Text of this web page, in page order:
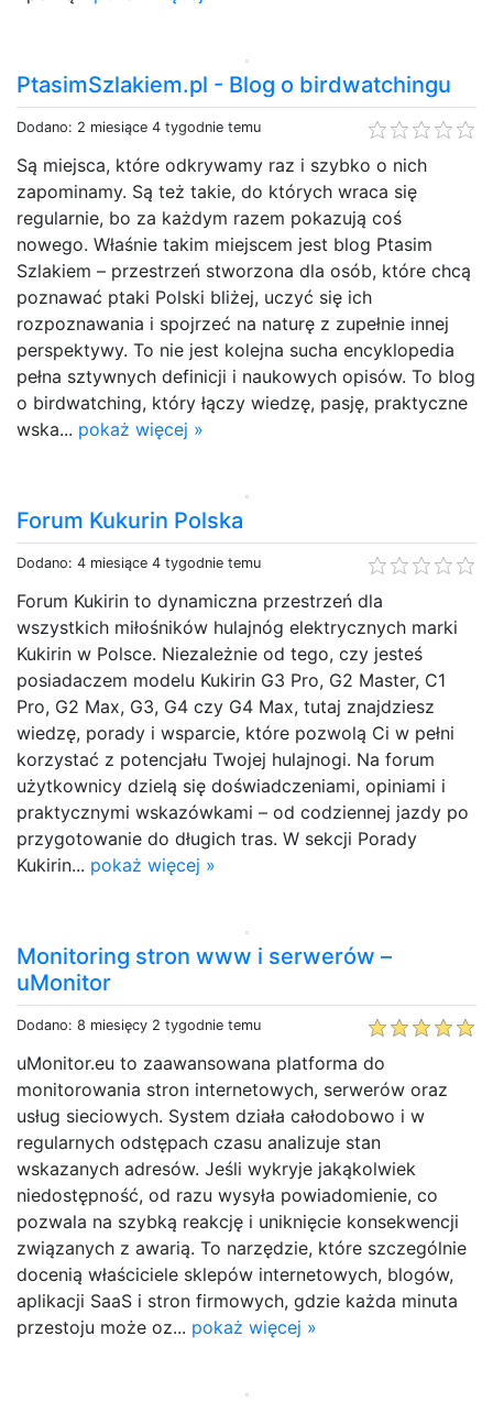
PtasimSzlakiem.pl - Blog o birdwatchingu
Dodano: 2 miesiące 4 tygodnie temu
Są miejsca, które odkrywamy raz i szybko o nich
zapominamy. Są też takie, do których wraca się
regularnie, bo za każdym razem pokazują coś
nowego. Właśnie takim miejscem jest blog Ptasim
Szlakiem – przestrzeń stworzona dla osób, które chcą
poznawać ptaki Polski bliżej, uczyć się ich
rozpoznawania i spojrzeć na naturę z zupełnie innej
perspektywy. To nie jest kolejna sucha encyklopedia
pełna sztywnych definicji i naukowych opisów. To blog
o birdwatching, który łączy wiedzę, pasję, praktyczne
wska... pokaż więcej »
Forum Kukurin Polska
Dodano: 4 miesiące 4 tygodnie temu
Forum Kukirin to dynamiczna przestrzeń dla
wszystkich miłośników hulajnóg elektrycznych marki
Kukirin w Polsce. Niezależnie od tego, czy jesteś
posiadaczem modelu Kukirin G3 Pro, G2 Master, C1
Pro, G2 Max, G3, G4 czy G4 Max, tutaj znajdziesz
wiedzę, porady i wsparcie, które pozwolą Ci w pełni
korzystać z potencjału Twojej hulajnogi. Na forum
użytkownicy dzielą się doświadczeniami, opiniami i
praktycznymi wskazówkami – od codziennej jazdy po
przygotowanie do długich tras. W sekcji Porady
Kukirin... pokaż więcej »
Monitoring stron www i serwerów –
uMonitor
Dodano: 8 miesięcy 2 tygodnie temu
uMonitor.eu to zaawansowana platforma do
monitorowania stron internetowych, serwerów oraz
usług sieciowych. System działa całodobowo i w
regularnych odstępach czasu analizuje stan
wskazanych adresów. Jeśli wykryje jakąkolwiek
niedostępność, od razu wysyła powiadomienie, co
pozwala na szybką reakcję i uniknięcie konsekwencji
związanych z awarią. To narzędzie, które szczególnie
docenią właściciele sklepów internetowych, blogów,
aplikacji SaaS i stron firmowych, gdzie każda minuta
przestoju może oz... pokaż więcej »